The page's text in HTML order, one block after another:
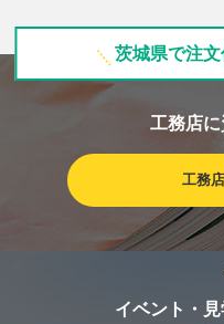
茨城県で注
工務店
工務
イベント・